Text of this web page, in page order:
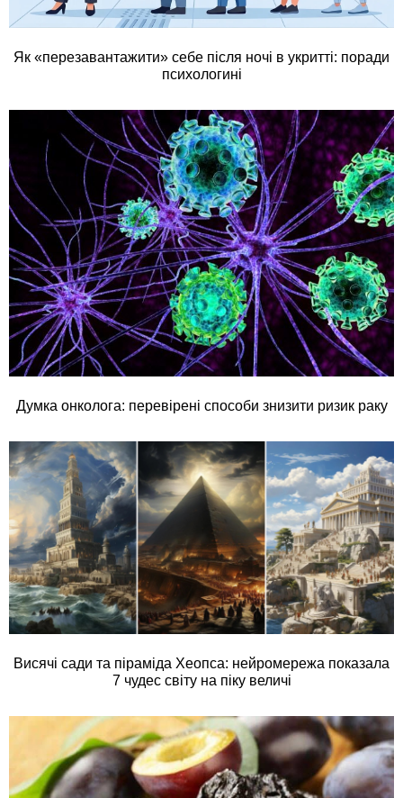
Як «перезавантажити» себе після ночі в укритті: поради
психологині
Думка онколога: перевірені способи знизити ризик раку
Висячі сади та піраміда Хеопса: нейромережа показала
7 чудес світу на піку величі